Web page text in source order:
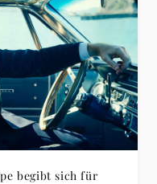
begibt sich für